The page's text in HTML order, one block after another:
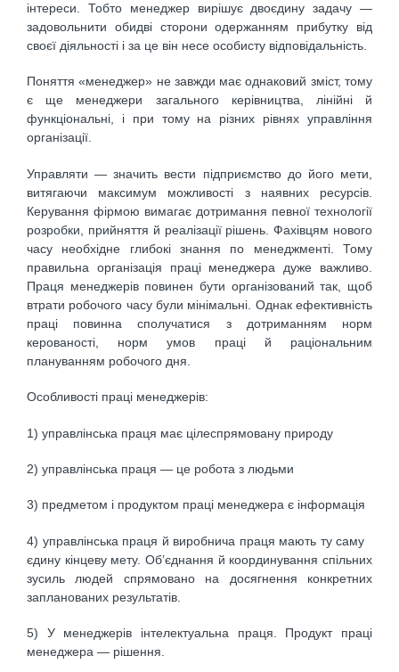
інтереси. Тобто менеджер вирішує двоєдину задачу —
задовольнити обидві сторони одержанням прибутку від
своєї діяльності і за це він несе особисту відповідальність.
Поняття «менеджер» не завжди має однаковий зміст, тому
є ще менеджери загального керівництва, лінійні й
функціональні, і при тому на різних рівнях управління
організації.
Управляти — значить вести підприємство до його мети,
витягаючи максимум можливості з наявних ресурсів.
Керування фірмою вимагає дотримання певної технології
розробки, прийняття й реалізації рішень. Фахівцям нового
часу необхідне глибокі знання по менеджменті. Тому
правильна організація праці менеджера дуже важливо.
Праця менеджерів повинен бути організований так, щоб
втрати робочого часу були мінімальні. Однак ефективність
праці повинна сполучатися з дотриманням норм
керованості, норм умов праці й раціональним
плануванням робочого дня.
Особливості праці менеджерів:
1) управлінська праця має цілеспрямовану природу
2) управлінська праця — це робота з людьми
3) предметом і продуктом праці менеджера є інформація
4) управлінська праця й виробнича праця мають ту саму
єдину кінцеву мету. Об’єднання й координування спільних
зусиль людей спрямовано на досягнення конкретних
запланованих результатів.
5) У менеджерів інтелектуальна праця. Продукт праці
менеджера — рішення.